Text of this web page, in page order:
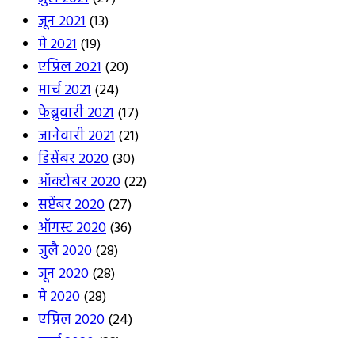
जून 2021(13)
मे 2021(19)
एप्रिल 2021(20)
मार्च 2021(24)
फेब्रुवारी 2021(17)
जानेवारी 2021(21)
डिसेंबर 2020(30)
ऑक्टोबर 2020(22)
सप्टेंबर 2020(27)
ऑगस्ट 2020(36)
जुलै 2020(28)
जून 2020(28)
मे 2020(28)
एप्रिल 2020(24)